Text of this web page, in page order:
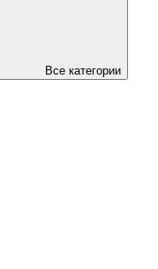
Все категории